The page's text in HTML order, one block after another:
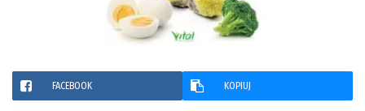
FACEBOOK KOPIUJ